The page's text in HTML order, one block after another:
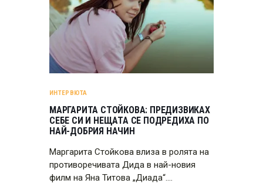
ИНТЕРВЮТА
МАРГАРИТА СТОЙКОВА: ПРЕДИЗВИКАХ
СЕБЕ СИ И НЕЩАТА СЕ ПОДРЕДИХА ПО
НАЙ-ДОБРИЯ НАЧИН
Маргарита Стойкова влиза в ролята на
противоречивата Дида в най-новия
филм на Яна Титова „Диада“.…